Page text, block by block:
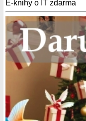
E-knihy o IT zdarma